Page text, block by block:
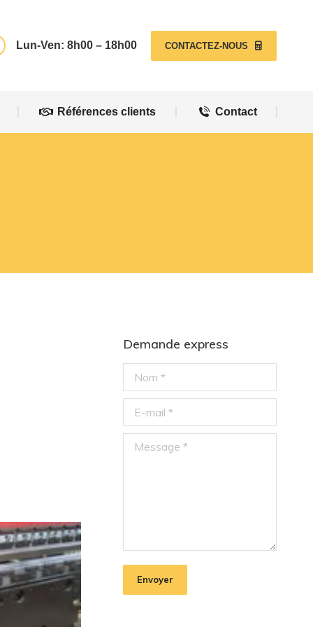
Lun-Ven: 8h00 – 18h00 CONTACTEZ-NOUS
Références clients Contact
Demande express
Nom *
E-mail *
Message *
Envoyer